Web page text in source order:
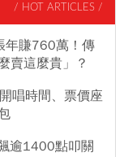
/ HOT ARTICLES /
年賺760萬！傳
賣這麼貴」？
唱時間、票價座
逾1400點叩關